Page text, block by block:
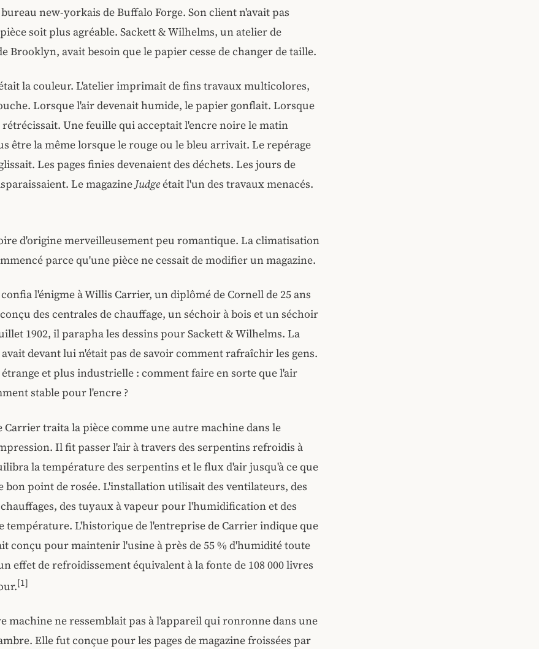
new-yorkais de Buffalo Forge. Son client n'avait pas
soit plus agréable. Sackett & Wilhelms, un atelier de
Brooklyn, avait besoin que le papier cesse de changer de taille.
la couleur. L'atelier imprimait de fins travaux multicolores,
Lorsque l'air devenait humide, le papier gonflait. Lorsque
Une feuille qui acceptait l'encre noire le matin
être la même lorsque le rouge ou le bleu arrivait. Le repérage
Les pages finies devenaient des déchets. Les jours de
Le magazineJudgeétait l'un des travaux menacés.
d'origine merveilleusement peu romantique. La climatisation
parce qu'une pièce ne cessait de modifier un magazine.
l'énigme à Willis Carrier, un diplômé de Cornell de 25 ans
des centrales de chauffage, un séchoir à bois et un séchoir
1902, il parapha les dessins pour Sackett & Wilhelms. La
devant lui n'était pas de savoir comment rafraîchir les gens.
et plus industrielle : comment faire en sorte que l'air
stable pour l'encre ?
Carrier traita la pièce comme une autre machine dans le
Il fit passer l'air à travers des serpentins refroidis à
la température des serpentins et le flux d'air jusqu'à ce que
bon point de rosée. L'installation utilisait des ventilateurs, des
des tuyaux à vapeur pour l'humidification et des
température. L'historique de l'entreprise de Carrier indique que
conçu pour maintenir l'usine à près de 55 % d'humidité toute
effet de refroidissement équivalent à la fonte de 108 000 livres
[1]
machine ne ressemblait pas à l'appareil qui ronronne dans une
Elle fut conçue pour les pages de magazine froissées par